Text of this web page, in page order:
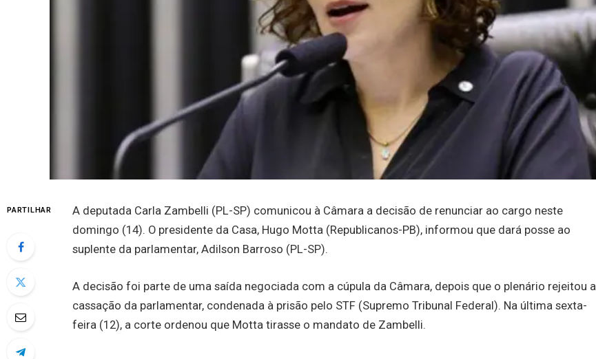
PARTILHAR
A deputada Carla Zambelli (PL-SP) comunicou à Câmara a decisão de renunciar ao cargo neste
domingo (14). O presidente da Casa, Hugo Motta (Republicanos-PB), informou que dará posse ao
suplente da parlamentar, Adilson Barroso (PL-SP).
A decisão foi parte de uma saída negociada com a cúpula da Câmara, depois que o plenário rejeitou a
cassação da parlamentar, condenada à prisão pelo STF (Supremo Tribunal Federal). Na última sexta-
feira (12), a corte ordenou que Motta tirasse o mandato de Zambelli.